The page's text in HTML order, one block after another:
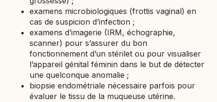
examens microbiologiques (frottis vaginal) en
cas de suspicion d’infection ;
examens d’imagerie (IRM, échographie,
scanner) pour s’assurer du bon
fonctionnement d’un stérilet ou pour visualiser
l’appareil génital féminin dans le but de détecter
une quelconque anomalie ;
biopsie endométriale nécessaire parfois pour
évaluer le tissu de la muqueuse utérine.